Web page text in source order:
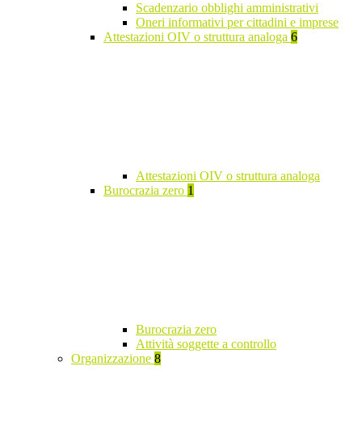
Scadenzario obblighi amministrativi
Oneri informativi per cittadini e imprese
Attestazioni OIV o struttura analoga 6
Attestazioni OIV o struttura analoga
Burocrazia zero 1
Burocrazia zero
Attività soggette a controllo
Organizzazione 8